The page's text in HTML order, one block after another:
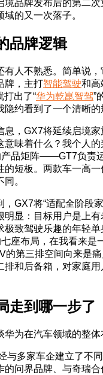
境品牌发布后的第二
的又一次落子。
品牌逻辑
有人不熟悉。简单说
牌，主打智能驾驶和高
打出了“华为乾崑智驾”
约看到了一个清晰的
息，GX7将延续启境
意味着什么？我个人
产品矩阵——GT7负责
短板。两款车一高一
。
GX7将“适配全阶段家
明显：目标用户是上
极致驾驶乐趣的年轻
七座布局，在我看来是
第三排空间向来是痛
排和后备箱，对家庭
走到哪一步了
为在汽车领域的整体
与多家车企建立了不
的问界品牌、与奇瑞合